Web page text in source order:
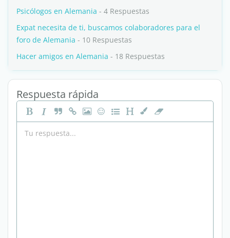
Psicólogos en Alemania - 4 Respuestas
Expat necesita de ti, buscamos colaboradores para el
foro de Alemania - 10 Respuestas
Hacer amigos en Alemania - 18 Respuestas
Respuesta rápida